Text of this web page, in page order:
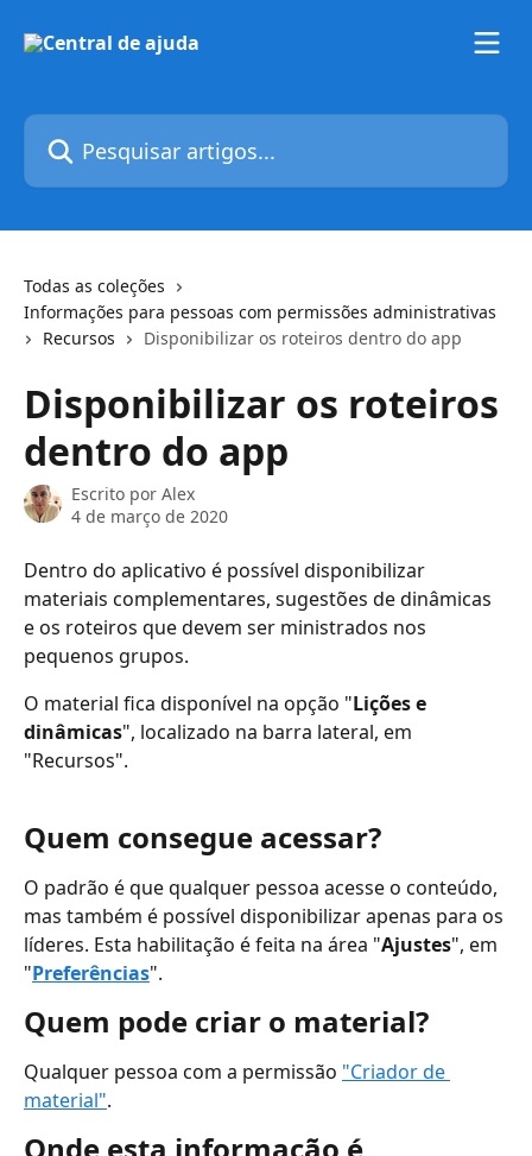
Pesquisar artigos...
Todas as coleções
Informações para pessoas com permissões administrativas
Recursos
Disponibilizar os roteiros dentro do app
Disponibilizar os roteiros
dentro do app
Escrito por Alex
4 de março de 2020
Dentro do aplicativo é possível disponibilizar
materiais complementares, sugestões de dinâmicas
e os roteiros que devem ser ministrados nos
pequenos grupos.
O material fica disponível na opção "Lições e
dinâmicas", localizado na barra lateral, em
"Recursos".
Quem consegue acessar?
O padrão é que qualquer pessoa acesse o conteúdo,
mas também é possível disponibilizar apenas para os
líderes. Esta habilitação é feita na área "Ajustes", em
"Preferências".
Quem pode criar o material?
Qualquer pessoa com a permissão "Criador de
material".